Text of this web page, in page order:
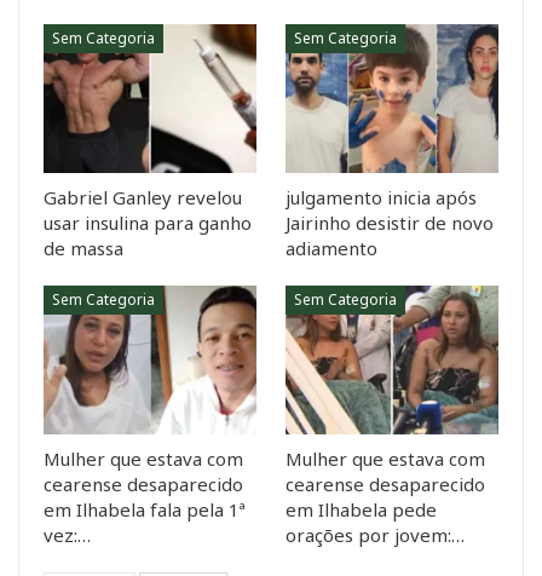
Sem Categoria
Gabriel Ganley revelou
usar insulina para ganho
de massa
Sem Categoria
julgamento inicia após
Jairinho desistir de novo
adiamento
Sem Categoria
Mulher que estava com
cearense desaparecido
em Ilhabela fala pela 1ª
vez:…
Sem Categoria
Mulher que estava com
cearense desaparecido
em Ilhabela pede
orações por jovem:…